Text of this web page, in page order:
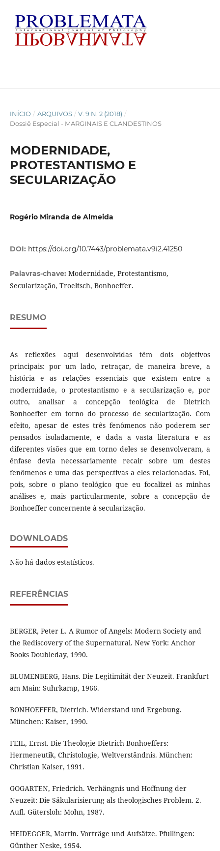
INÍCIO / ARQUIVOS / V. 9 N. 2 (2018) /
Dossiê Especial - MARGINAIS E CLANDESTINOS
MODERNIDADE,
PROTESTANTISMO E
SECULARIZAÇÃO
Rogério Miranda de Almeida
DOI: https://doi.org/10.7443/problemata.v9i2.41250
Palavras-chave: Modernidade, Protestantismo,
Secularização, Troeltsch, Bonhoeffer.
RESUMO
As reflexões aqui desenvolvidas têm dois objetivos
principais: por um lado, retraçar, de maneira breve, a
história e as relações essenciais que existem entre a
modernidade, o protestantismo e a secularização e, por
outro, analisar a concepção teológica de Dietrich
Bonhoeffer em torno do processo de secularização. Com
efeito, apesar de estes três fenômenos não poderem ser
pensados isoladamente, e dada a vasta literatura e as
diferentes visões que em torno deles se desenvolveram, a
ênfase devia necessariamente recair sobre um destes
fenômenos e uma das perspectivas a eles relacionadas. Foi,
pois, sobre o plano teológico que eu focalizei as minhas
análises e, mais particularmente, sobre a concepção de
Bonhoeffer concernente à secularização.
DOWNLOADS
Não há dados estatísticos.
REFERÊNCIAS
BERGER, Peter L. A Rumor of Angels: Modern Society and
the Rediscovery of the Supernatural. New York: Anchor
Books Doubleday, 1990.
BLUMENBERG, Hans. Die Legitimität der Neuzeit. Frankfurt
am Main: Suhrkamp, 1966.
BONHOEFFER, Dietrich. Widerstand und Ergebung.
München: Kaiser, 1990.
FEIL, Ernst. Die Theologie Dietrich Bonhoeffers:
Hermeneutik, Christologie, Weltverständnis. München:
Christian Kaiser, 1991.
GOGARTEN, Friedrich. Verhängnis und Hoffnung der
Neuzeit: Die Säkularisierung als theologisches Problem. 2.
Aufl. Gütersloh: Mohn, 1987.
HEIDEGGER, Martin. Vorträge und Aufsätze. Pfullingen:
Günther Neske, 1954.